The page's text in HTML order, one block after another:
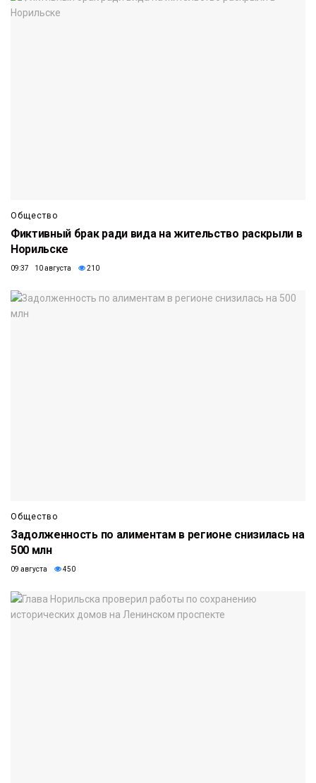
Общество
Фиктивный брак ради вида на жительство раскрыли в
Норильске
09:37 10 августа 210
Общество
Задолженность по алиментам в регионе снизилась на
500 млн
09 августа 450